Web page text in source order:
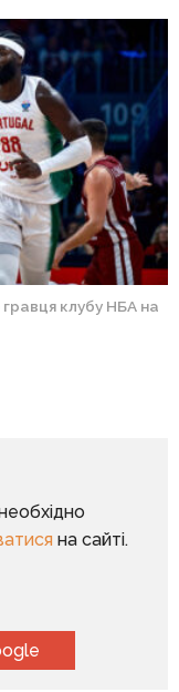
гравця клубу НБА на
на сайті.